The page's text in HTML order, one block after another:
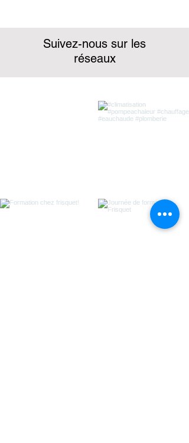
Suivez-nous sur les
réseaux